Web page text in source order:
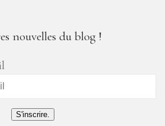
nouvelles du blog !
S'inscrire.